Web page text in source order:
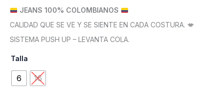
JEANS 100% COLOMBIANOS
CALIDAD QUE SE VE Y SE SIENTE EN CADA COSTURA. 💋
SISTEMA PUSH UP – LEVANTA COLA.
Talla
6 16